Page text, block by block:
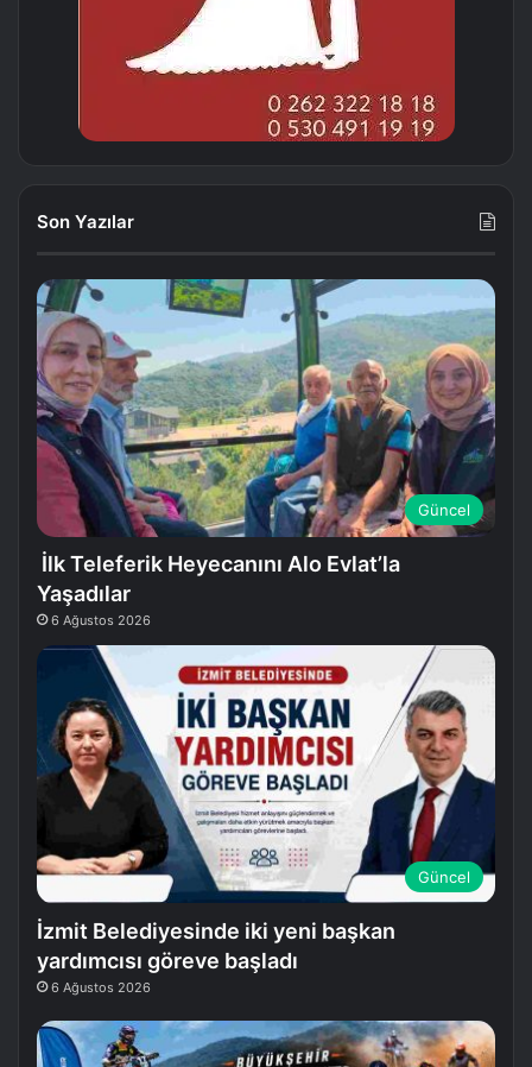
Son Yazılar
Güncel
İlk Teleferik Heyecanını Alo Evlat’la
Yaşadılar
6 Ağustos 2026
Güncel
İzmit Belediyesinde iki yeni başkan
yardımcısı göreve başladı
6 Ağustos 2026